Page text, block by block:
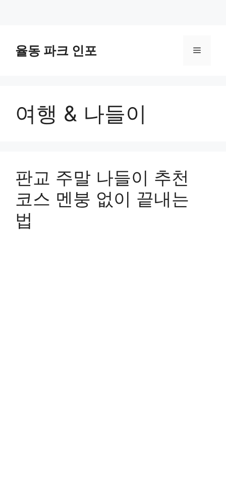
율동 파크 인포 메
여행 & 나들이
판교 주말 나들이 추천
코스 멘붕 없이 끝내는
법